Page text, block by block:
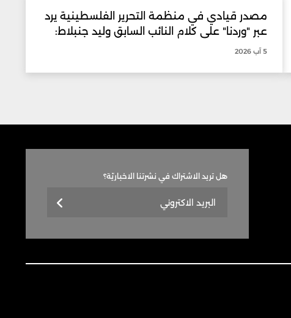
مصدر قيادي في منظمة التحرير الفلسطينية يرد
عبر "وردنا" على كلام النائب السابق وليد جنبلاط:
5 آب 2026
هل تريد الاشتراك في نشرتنا الاخباريّة؟